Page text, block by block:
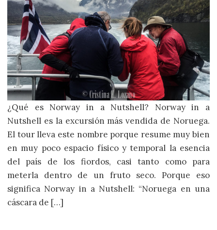
¿Qué es Norway in a Nutshell? Norway in a
Nutshell es la excursión más vendida de Noruega.
El tour lleva este nombre porque resume muy bien
en muy poco espacio físico y temporal la esencia
del país de los fiordos, casi tanto como para
meterla dentro de un fruto seco. Porque eso
significa Norway in a Nutshell: “Noruega en una
cáscara de […]